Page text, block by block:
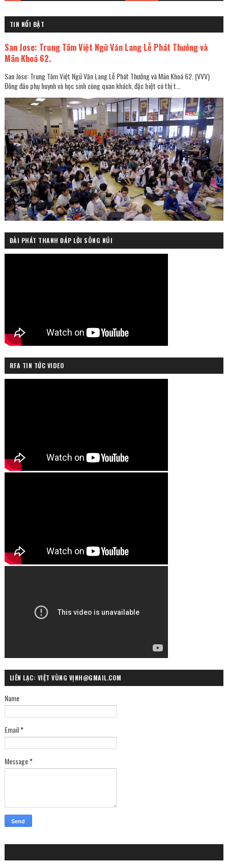
TIN NỔI BẬT
San Jose: Trung Tâm Việt Ngữ Văn Lang Lễ Phát Thưởng và
Mãn Khoá 62.
San Jose: Trung Tâm Việt Ngữ Văn Lang Lễ Phát Thưởng và Mãn Khoá 62. (VVV)
Đông đảo phụ huynh và học sinh cùng quan khách, đặc biệt có thị t...
ĐÀI PHÁT THANH ĐÁP LỜI SÔNG NÚI
RFA TIN TỨC VIDEO
LIÊN LẠC: VIỆT VÙNG VỊNH@GMAIL.COM
Name
Email*
Message*